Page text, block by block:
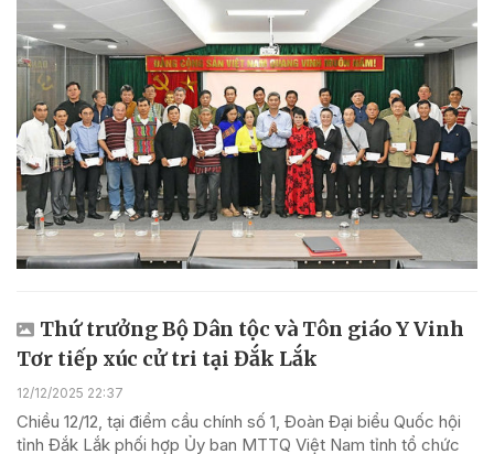
Thứ trưởng Bộ Dân tộc và Tôn giáo Y Vinh
Tơr tiếp xúc cử tri tại Đắk Lắk
12/12/2025 22:37
Chiều 12/12, tại điểm cầu chính số 1, Đoàn Đại biểu Quốc hội
tỉnh Đắk Lắk phối hợp Ủy ban MTTQ Việt Nam tỉnh tổ chức